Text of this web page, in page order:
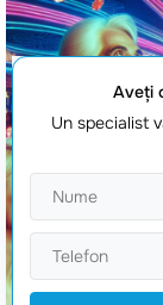
Aveţi
Un specialist